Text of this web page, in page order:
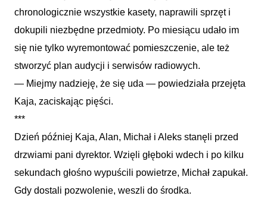
chronologicznie wszystkie kasety, naprawili sprzęt i
dokupili niezbędne przedmioty. Po miesiącu udało im
się nie tylko wyremontować pomieszczenie, ale też
stworzyć plan audycji i serwisów radiowych.
— Miejmy nadzieję, że się uda — powiedziała przejęta
Kaja, zaciskając pięści.
***
Dzień później Kaja, Alan, Michał i Aleks stanęli przed
drzwiami pani dyrektor. Wzięli głęboki wdech i po kilku
sekundach głośno wypuścili powietrze, Michał zapukał.
Gdy dostali pozwolenie, weszli do środka.